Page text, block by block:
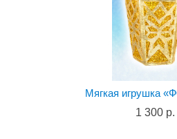
Мягкая игрушка
1 300 р.